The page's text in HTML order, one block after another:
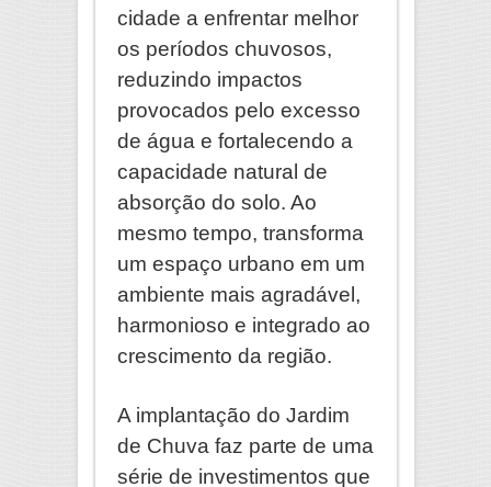
cidade a enfrentar melhor
os períodos chuvosos,
reduzindo impactos
provocados pelo excesso
de água e fortalecendo a
capacidade natural de
absorção do solo. Ao
mesmo tempo, transforma
um espaço urbano em um
ambiente mais agradável,
harmonioso e integrado ao
crescimento da região.
A implantação do Jardim
de Chuva faz parte de uma
série de investimentos que